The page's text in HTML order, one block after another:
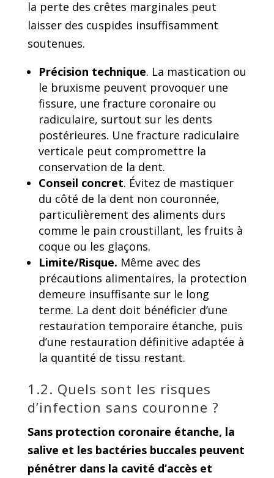
la perte des crêtes marginales peut
laisser des cuspides insuffisamment
soutenues.
Précision technique. La mastication ou
le bruxisme peuvent provoquer une
fissure, une fracture coronaire ou
radiculaire, surtout sur les dents
postérieures. Une fracture radiculaire
verticale peut compromettre la
conservation de la dent.
Conseil concret. Évitez de mastiquer
du côté de la dent non couronnée,
particulièrement des aliments durs
comme le pain croustillant, les fruits à
coque ou les glaçons.
Limite/Risque. Même avec des
précautions alimentaires, la protection
demeure insuffisante sur le long
terme. La dent doit bénéficier d’une
restauration temporaire étanche, puis
d’une restauration définitive adaptée à
la quantité de tissu restant.
1.2. Quels sont les risques
d’infection sans couronne ?
Sans protection coronaire étanche, la
salive et les bactéries buccales peuvent
pénétrer dans la cavité d’accès et